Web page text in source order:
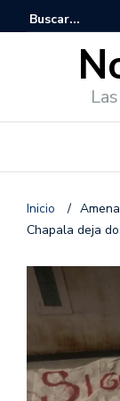
Inicio /
Chapala deja